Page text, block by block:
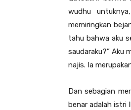
wudhu
memiringkan
tahu bahwa aku
saudaraku?” Aku
najis. Ia
Dan sebagian
benar adalah istri